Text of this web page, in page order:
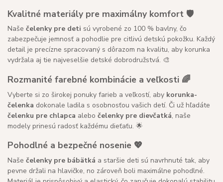
Kvalitné materiály pre maximálny komfort 🛡️
Naše čelenky pre deti sú vyrobené zo 100 % bavlny, čo
zabezpečuje jemnosť a pohodlie pre citlivú detskú pokožku. Každý
detail je precízne spracovaný s dôrazom na kvalitu, aby korunka
vydržala aj tie najveselšie detské dobrodružstvá. 🎨
Rozmanité farebné kombinácie a veľkosti 🌈
Vyberte si zo širokej ponuky farieb a veľkostí, aby korunka-
čelenka dokonale ladila s osobnosťou vašich detí. Či už hľadáte
čelenku pre chlapca alebo čelenky pre dievčatká, naše
modely prinesú radosť každému dieťaťu. 🌟
Pohodlné a bezpečné nosenie 💖
Naše čelenky pre bábätká a staršie deti sú navrhnuté tak, aby
pevne držali na hlavičke, no zároveň boli maximálne pohodlné.